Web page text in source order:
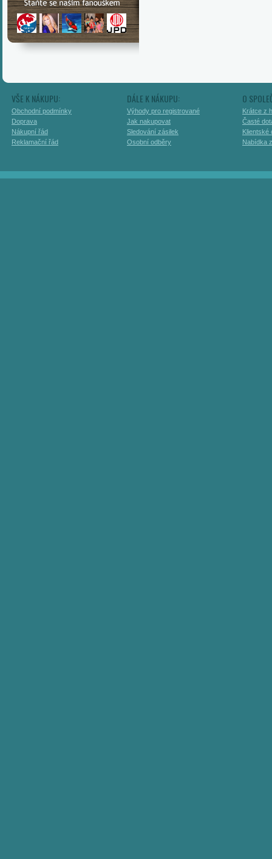
VŠE K NÁKUPU:
Obchodní podmínky
Doprava
Nákupní řád
Reklamační řád
DÁLE K NÁKUPU:
Výhody pro registrované
Jak nakupovat
Sledování zásilek
Osobní odběry
O
Krátce z
Časté
Klientské
Nabídka